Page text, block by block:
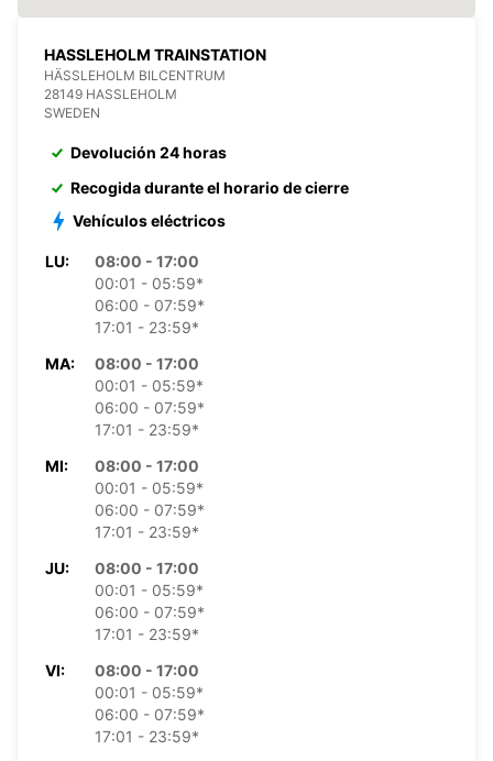
HASSLEHOLM TRAINSTATION
HÄSSLEHOLM BILCENTRUM
28149 HASSLEHOLM
SWEDEN
Devolución 24 horas
Recogida durante el horario de cierre
Vehículos eléctricos
LU:
08:00 - 17:00
00:01 - 05:59*
06:00 - 07:59*
17:01 - 23:59*
MA:
08:00 - 17:00
00:01 - 05:59*
06:00 - 07:59*
17:01 - 23:59*
MI:
08:00 - 17:00
00:01 - 05:59*
06:00 - 07:59*
17:01 - 23:59*
JU:
08:00 - 17:00
00:01 - 05:59*
06:00 - 07:59*
17:01 - 23:59*
VI:
08:00 - 17:00
00:01 - 05:59*
06:00 - 07:59*
17:01 - 23:59*